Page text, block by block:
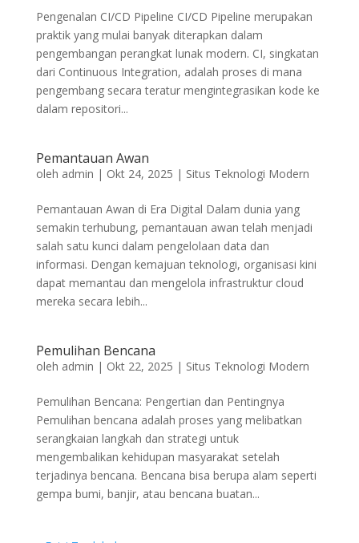
Pengenalan CI/CD Pipeline CI/CD Pipeline merupakan
praktik yang mulai banyak diterapkan dalam
pengembangan perangkat lunak modern. CI, singkatan
dari Continuous Integration, adalah proses di mana
pengembang secara teratur mengintegrasikan kode ke
dalam repositori...
Pemantauan Awan
oleh admin | Okt 24, 2025 | Situs Teknologi Modern
Pemantauan Awan di Era Digital Dalam dunia yang
semakin terhubung, pemantauan awan telah menjadi
salah satu kunci dalam pengelolaan data dan
informasi. Dengan kemajuan teknologi, organisasi kini
dapat memantau dan mengelola infrastruktur cloud
mereka secara lebih...
Pemulihan Bencana
oleh admin | Okt 22, 2025 | Situs Teknologi Modern
Pemulihan Bencana: Pengertian dan Pentingnya
Pemulihan bencana adalah proses yang melibatkan
serangkaian langkah dan strategi untuk
mengembalikan kehidupan masyarakat setelah
terjadinya bencana. Bencana bisa berupa alam seperti
gempa bumi, banjir, atau bencana buatan...